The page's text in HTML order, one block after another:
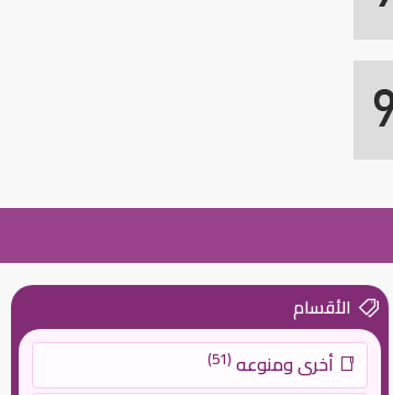
الأقسام
أخرى ومنوعه (51)